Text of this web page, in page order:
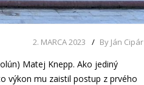
2. MARCA 2023 By Ján Cipár
Matej Knepp. Ako jediný
výkon mu zaistil postup z prvého